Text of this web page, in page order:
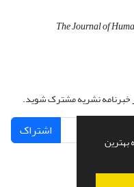
بهترین
The Journal of
خبرنامه نشریه مشترک شوید.
اشتراک